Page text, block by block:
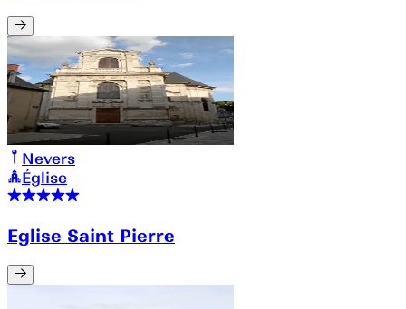
Nevers
Église
Eglise Saint Pierre